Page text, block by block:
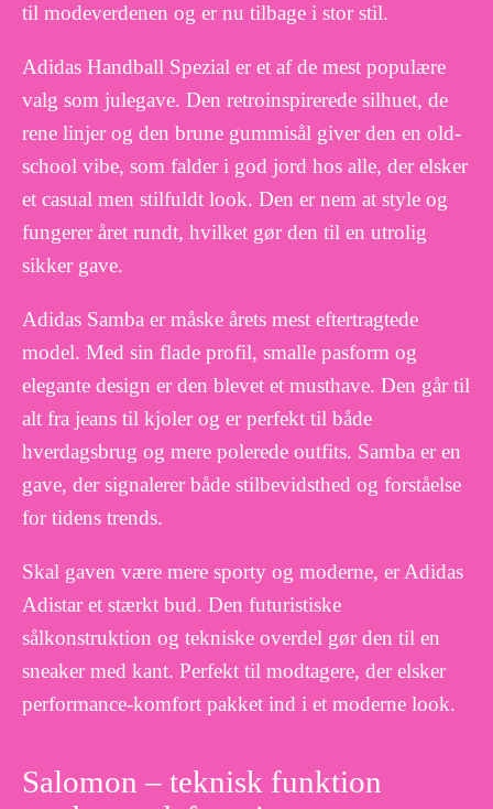
til modeverdenen og er nu tilbage i stor stil.
Adidas Handball Spezial er et af de mest populære
valg som julegave. Den retroinspirerede silhuet, de
rene linjer og den brune gummisål giver den en old-
school vibe, som falder i god jord hos alle, der elsker
et casual men stilfuldt look. Den er nem at style og
fungerer året rundt, hvilket gør den til en utrolig
sikker gave.
Adidas Samba er måske årets mest eftertragtede
model. Med sin flade profil, smalle pasform og
elegante design er den blevet et musthave. Den går til
alt fra jeans til kjoler og er perfekt til både
hverdagsbrug og mere polerede outfits. Samba er en
gave, der signalerer både stilbevidsthed og forståelse
for tidens trends.
Skal gaven være mere sporty og moderne, er Adidas
Adistar et stærkt bud. Den futuristiske
sålkonstruktion og tekniske overdel gør den til en
sneaker med kant. Perfekt til modtagere, der elsker
performance-komfort pakket ind i et moderne look.
Salomon – teknisk funktion